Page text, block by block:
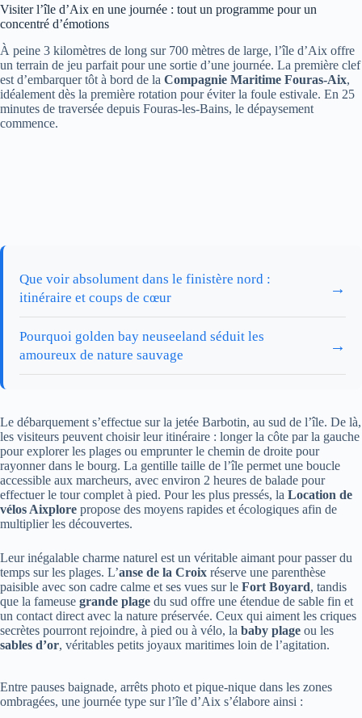
Visiter l’île d’Aix en une journée : tout un programme pour un
concentré d’émotions
À peine 3 kilomètres de long sur 700 mètres de large, l’île d’Aix offre
un terrain de jeu parfait pour une sortie d’une journée. La première clef
est d’embarquer tôt à bord de la Compagnie Maritime Fouras-Aix,
idéalement dès la première rotation pour éviter la foule estivale. En 25
minutes de traversée depuis Fouras-les-Bains, le dépaysement
commence.
Que voir absolument dans le finistère nord :
itinéraire et coups de cœur
→
Pourquoi golden bay neuseeland séduit les
amoureux de nature sauvage
→
Le débarquement s’effectue sur la jetée Barbotin, au sud de l’île. De là,
les visiteurs peuvent choisir leur itinéraire : longer la côte par la gauche
pour explorer les plages ou emprunter le chemin de droite pour
rayonner dans le bourg. La gentille taille de l’île permet une boucle
accessible aux marcheurs, avec environ 2 heures de balade pour
effectuer le tour complet à pied. Pour les plus pressés, la Location de
vélos Aixplore propose des moyens rapides et écologiques afin de
multiplier les découvertes.
Leur inégalable charme naturel est un véritable aimant pour passer du
temps sur les plages. L’anse de la Croix réserve une parenthèse
paisible avec son cadre calme et ses vues sur le Fort Boyard, tandis
que la fameuse grande plage du sud offre une étendue de sable fin et
un contact direct avec la nature préservée. Ceux qui aiment les criques
secrètes pourront rejoindre, à pied ou à vélo, la baby plage ou les
sables d’or, véritables petits joyaux maritimes loin de l’agitation.
Entre pauses baignade, arrêts photo et pique-nique dans les zones
ombragées, une journée type sur l’île d’Aix s’élabore ainsi :